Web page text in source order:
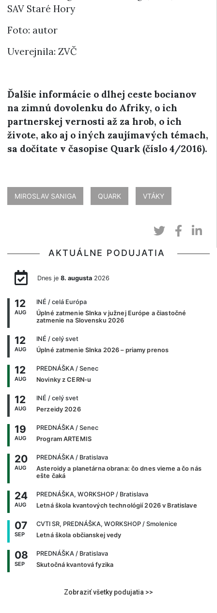
SAV Staré Hory
Foto: autor
Uverejnila: ZVČ
Ďalšie informácie o dlhej ceste bocianov
na zimnú dovolenku do Afriky, o ich
partnerskej vernosti až za hrob, o ich
živote, ako aj o iných zaujímavých témach,
sa dočítate v časopise Quark (číslo 4/2016).
MIROSLAV SANIGA QUARK VTÁKY
AKTUÁLNE PODUJATIA
Dnes je 8. augusta2026
12
AUG
INÉ / celá Európa
Úplné zatmenie Slnka v južnej Európe a čiastočné
zatmenie na Slovensku 2026
12
AUG
INÉ / celý svet
Úplné zatmenie Slnka 2026 – priamy prenos
12
AUG
PREDNÁŠKA / Senec
Novinky z CERN-u
12
AUG
INÉ / celý svet
Perzeidy 2026
19
AUG
PREDNÁŠKA / Senec
Program ARTEMIS
20
AUG
PREDNÁŠKA / Bratislava
Asteroidy a planetárna obrana: čo dnes vieme a čo nás
ešte čaká
24
AUG
PREDNÁŠKA, WORKSHOP / Bratislava
Letná škola kvantových technológií 2026 v Bratislave
07
SEP
CVTI SR, PREDNÁŠKA, WORKSHOP / Smolenice
Letná škola občianskej vedy
08
SEP
PREDNÁŠKA / Bratislava
Skutočná kvantová fyzika
Zobraziť všetky podujatia >>